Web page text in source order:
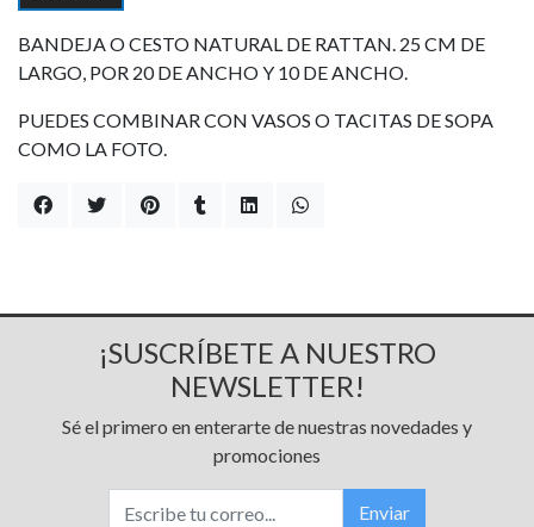
BANDEJA O CESTO NATURAL DE RATTAN. 25 CM DE
LARGO, POR 20 DE ANCHO Y 10 DE ANCHO.
PUEDES COMBINAR CON VASOS O TACITAS DE SOPA
COMO LA FOTO.
¡SUSCRÍBETE A NUESTRO
NEWSLETTER!
Sé el primero en enterarte de nuestras novedades y
promociones
Enviar